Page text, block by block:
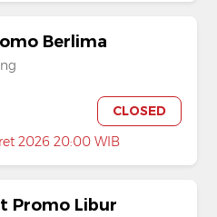
Berlima
CLOSED
2026 20:00 WIB
Promo Libur